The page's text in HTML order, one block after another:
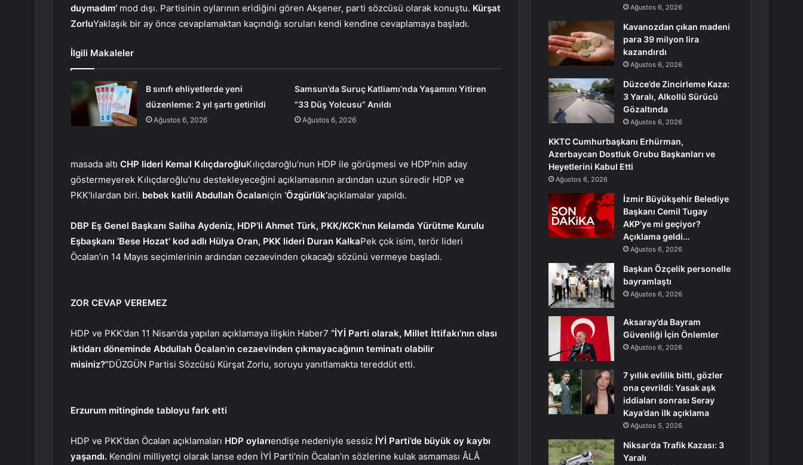
duymadım’ mod dışı. Partisinin oylarının eridiğini gören Akşener, parti sözcüsü olarak konuştu. Kürşat
ZorluYaklaşık bir ay önce cevaplamaktan kaçındığı soruları kendi kendine cevaplamaya başladı.
İlgili Makaleler
B sınıfı ehliyetlerde yeni
düzenleme: 2 yıl şartı getirildi
Ağustos 6, 2026
Samsun’da Suruç Katliamı’nda Yaşamını Yitiren
“33 Düş Yolcusu” Anıldı
Ağustos 6, 2026
masada altı CHP lideri Kemal KılıçdaroğluKılıçdaroğlu’nun HDP ile görüşmesi ve HDP’nin aday
göstermeyerek Kılıçdaroğlu’nu destekleyeceğini açıklamasının ardından uzun süredir HDP ve
PKK’lılardan biri. bebek katili Abdullah Öcalaniçin ‘Özgürlük’açıklamalar yapıldı.
DBP Eş Genel Başkanı Saliha Aydeniz, HDP’li Ahmet Türk, PKK/KCK’nın Kelamda Yürütme Kurulu
Eşbaşkanı ‘Bese Hozat’ kod adlı Hülya Oran, PKK lideri Duran KalkaPek çok isim, terör lideri
Öcalan’ın 14 Mayıs seçimlerinin ardından cezaevinden çıkacağı sözünü vermeye başladı.
ZOR CEVAP VEREMEZ
HDP ve PKK’dan 11 Nisan’da yapılan açıklamaya ilişkin Haber7 “İYİ Parti olarak, Millet İttifakı’nın olası
iktidarı döneminde Abdullah Öcalan’ın cezaevinden çıkmayacağının teminatı olabilir
misiniz?”DÜZGÜN Partisi Sözcüsü Kürşat Zorlu, soruyu yanıtlamakta tereddüt etti.
Erzurum mitinginde tabloyu fark etti
HDP ve PKK’dan Öcalan açıklamaları HDP oylarıendişe nedeniyle sessiz İYİ Parti’de büyük oy kaybı
yaşandı. Kendini milliyetçi olarak lanse eden İYİ Parti’nin Öcalan’ın sözlerine kulak asmaması ÂLÂ
Ağustos 6, 2026
Kavanozdan çıkan madeni
para 39 milyon lira
kazandırdı
Ağustos 6, 2026
Düzce’de Zincirleme Kaza:
3 Yaralı, Alkollü Sürücü
Gözaltında
Ağustos 6, 2026
KKTC Cumhurbaşkanı Erhürman,
Azerbaycan Dostluk Grubu Başkanları ve
Heyetlerini Kabul Etti
Ağustos 6, 2026
İzmir Büyükşehir Belediye
Başkanı Cemil Tugay
AKP’ye mi geçiyor?
Açıklama geldi…
Ağustos 6, 2026
Başkan Özçelik personelle
bayramlaştı
Ağustos 6, 2026
Aksaray’da Bayram
Güvenliği İçin Önlemler
Ağustos 6, 2026
7 yıllık evlilik bitti, gözler
ona çevrildi: Yasak aşk
iddiaları sonrası Seray
Kaya’dan ilk açıklama
Ağustos 5, 2026
Niksar’da Trafik Kazası: 3
Yaralı